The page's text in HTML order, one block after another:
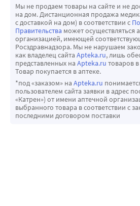
Мы не продаем товары на сайте и не
на дом. Дистанционная продажа
с доставкой на дом) в соответствии с
Правительства может осуществляться
организацией, имеющей
Росздравнадзора. Мы не нарушаем
как владелец сайта Apteka.ru, лишь
представленных на Apteka.ru товаров
Товар покупается в аптеке.
*под «заказом» на Apteka.ru
пользователем сайта заявки в адрес
«Катрен») от имени аптечной
выбранного товара в соответствии с
последними договором поставки